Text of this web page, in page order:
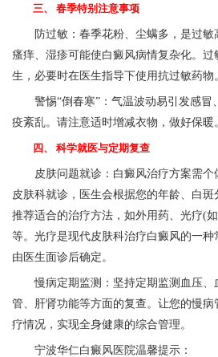
三、 春季特别注意事项
防过敏：春季花粉、尘螨多，是过敏
瘙痒、湿疹可能使白癜风病情复杂化。过
生，必要时在医生指导下使用抗过敏药物
警惕“倒春寒”：气温波动易引发感冒
疫紊乱。请注意适时增减衣物，做好保暖
四、 科学就医与定期复查
皮肤问题就诊：白癜风治疗方案需个
皮肤科就诊，医生会根据您的年龄、白斑
推荐适合的治疗方法，如外用药、光疗(
等。光疗是现代皮肤科治疗白癜风的一
由医生面诊后确定。
慢病定期监测：坚持定期监测血压、
管、肝肾功能等方面的复查。让您的慢
疗情况，实现全身健康的综合管理。
宁波华仁白癜风医院温馨提示：